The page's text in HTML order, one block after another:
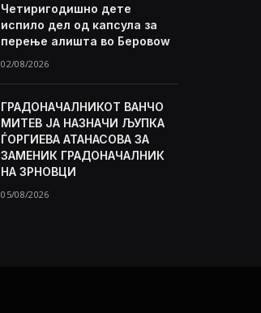
Четиригодишно дете
испило дел од капсула за
перење алишта во Беровоw
02/08/2026
ГРАДОНАЧАЛНИКОТ ВАНЧО
МИТЕВ ЈА НАЗНАЧИ ЉУПКА
ЃОРГИЕВА АТАНАСОВА ЗА
ЗАМЕНИК ГРАДОНАЧАЛНИК
НА ЗРНОВЦИ
05/08/2026